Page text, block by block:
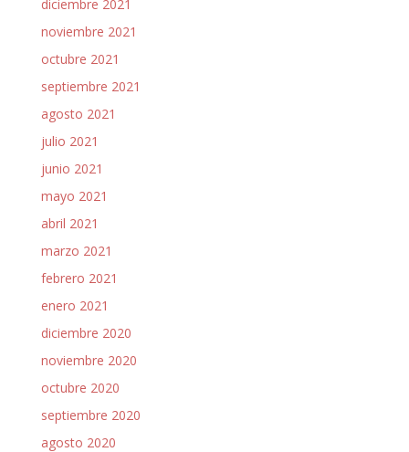
diciembre 2021
noviembre 2021
octubre 2021
septiembre 2021
agosto 2021
julio 2021
junio 2021
mayo 2021
abril 2021
marzo 2021
febrero 2021
enero 2021
diciembre 2020
noviembre 2020
octubre 2020
septiembre 2020
agosto 2020